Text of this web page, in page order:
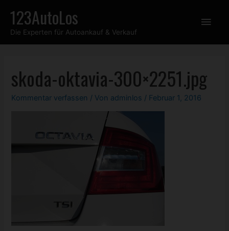
Inhalt
springen
123AutoLos
Die Experten für Autoankauf & Verkauf
skoda-oktavia-300×2251.jpg
Kommentar verfassen / Von adminlos / Februar 1, 2016